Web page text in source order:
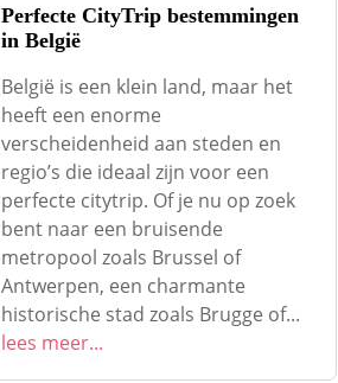
Perfecte CityTrip bestemmingen
in België
België is een klein land, maar het
heeft een enorme
verscheidenheid aan steden en
regio’s die ideaal zijn voor een
perfecte citytrip. Of je nu op zoek
bent naar een bruisende
metropool zoals Brussel of
Antwerpen, een charmante
historische stad zoals Brugge of...
lees meer...